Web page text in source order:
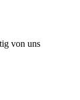
von uns